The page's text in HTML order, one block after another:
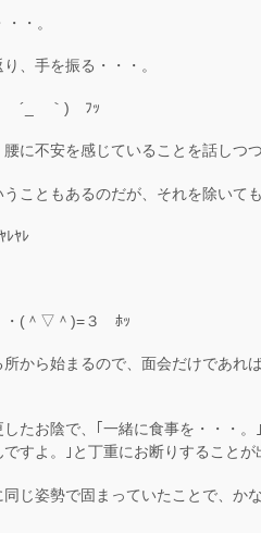
・。
、手を振る・・・。
´_ゝ｀) ﾌｯ
に不安を感じていることを話しつ
こともあるのだが、それを除いて
ﾚﾔﾚ
・(＾▽＾)=３ ﾎｯ
から始まるので、面会だけであれ
たお陰で、｢一緒に食事を・・・
すよ。｣と丁重にお断りすることが
じ姿勢で固まっていたことで、か